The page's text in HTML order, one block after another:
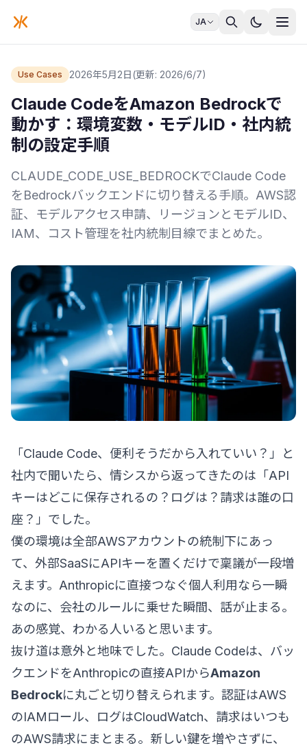
JA
Use Cases 2026年5月2日(更新: 2026/6/7)
Claude CodeをAmazon Bedrockで
動かす：環境変数・モデルID・社内統
制の設定手順
CLAUDE_CODE_USE_BEDROCKでClaude Code
をBedrockバックエンドに切り替える手順。AWS認
証、モデルアクセス申請、リージョンとモデルID、
IAM、コスト管理を社内統制目線でまとめた。
「Claude Code、便利そうだから入れていい？」と
社内で聞いたら、情シスから返ってきたのは「API
キーはどこに保存されるの？ログは？請求は誰の口
座？」でした。
僕の環境は全部AWSアカウントの統制下にあっ
て、外部SaaSにAPIキーを置くだけで稟議が一段増
えます。Anthropicに直接つなぐ個人利用なら一瞬
なのに、会社のルールに乗せた瞬間、話が止まる。
あの感覚、わかる人いると思います。
抜け道は意外と地味でした。Claude Codeは、バッ
クエンドをAnthropicの直接APIからAmazon
Bedrockに丸ごと切り替えられます。認証はAWS
のIAMロール、ログはCloudWatch、請求はいつも
のAWS請求にまとまる。新しい鍵を増やさずに、